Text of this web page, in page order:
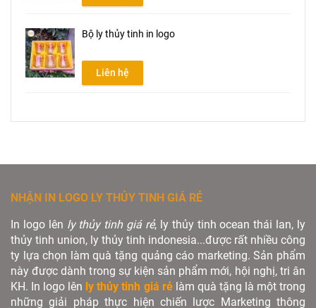
Bộ ly thủy tinh in logo
Liên hệ
NHẬN IN LOGO LY THỦY TINH GIÁ RẺ
In logo lên ly thủy tinh giá rẻ, ly thủy tinh ocean thái lan, ly
thủy tinh union, ly thủy tinh indonesia...được rất nhiều công
ty lựa chọn làm quà tặng quảng cáo marketing. Sản phẩm
này được dành trong sự kiện sản phẩm mới, hội nghị, tri ân
KH. In logo lên ly thủy tinh giá rẻlàm quà tặng là một trong
những giải pháp thực hiện chiến lược Marketing thông